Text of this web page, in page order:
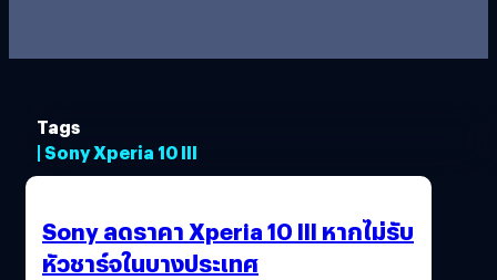
Tags
| Sony Xperia 10 III
Sony ลดราคา Xperia 10 III หากไม่รับ
หัวชาร์จในบางประเทศ